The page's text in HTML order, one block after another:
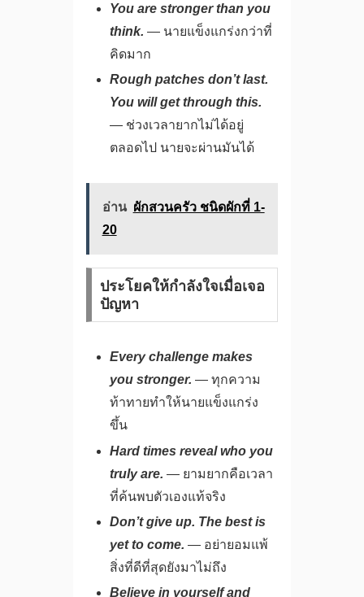
You are stronger than you
think. — นายแข็งแกร่งกว่าที่
คิดมาก
Rough patches don’t last.
You will get through this.
— ช่วงเวลายากไม่ได้อยู่
ตลอดไป นายจะผ่านมันได้
อ่าน ผักสวนครัว ชนิดผักที่ 1-
20
ประโยคให้กำลังใจเมื่อเจอ
ปัญหา
Every challenge makes
you stronger. — ทุกความ
ท้าทายทำให้นายแข็งแกร่ง
ขึ้น
Hard times reveal who you
truly are. — ยามยากคือเวลา
ที่ค้นพบตัวเองแท้จริง
Don’t give up. The best is
yet to come. — อย่ายอมแพ้
สิ่งที่ดีที่สุดยังมาไม่ถึง
Believe in yourself and